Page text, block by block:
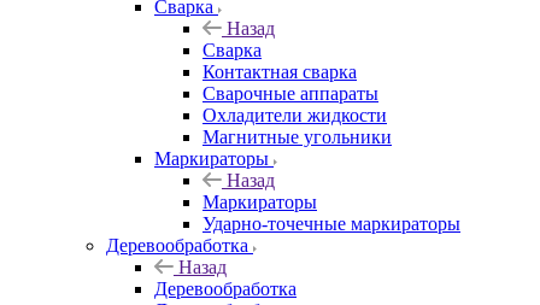
Сварка
Назад
Сварка
Контактная сварка
Сварочные аппараты
Охладители жидкости
Магнитные угольники
Маркираторы
Назад
Маркираторы
Ударно-точечные маркираторы
Деревообработка
Назад
Деревообработка